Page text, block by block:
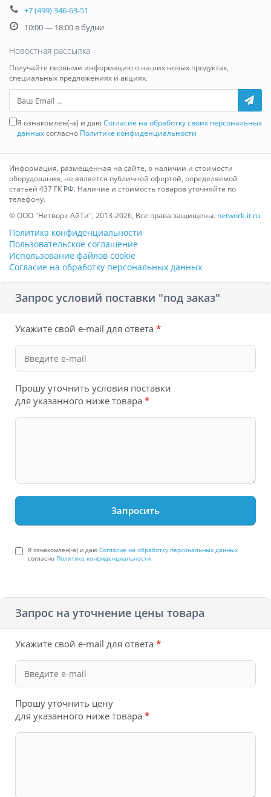
+7 (499) 346-63-51
10:00 — 18:00 в будни
Новостная рассылка
Получайте первыми информацию о наших новых продуктах,
специальных предложениях и акциях.
Я ознакомлен(-а) и даюСогласие на обработку своих персональных
данныхсогласно Политике конфиденциальности
Информация, размещенная на сайте, о наличии и стоимости
оборудования, не является публичной офертой, определяемой
статьей 437 ГК РФ. Наличие и стоимость товаров уточняйте по
телефону.
© ООО "Нетворк-АйТи", 2013-2026, Все права защищены. network-it.ru
Политика конфиденциальности
Пользовательское соглашение
Использование файлов cookie
Согласие на обработку персональных данных
Запрос условий поставки "под заказ"
Укажите свой e-mail для ответа *
Прошу уточнить условия поставки
для указанного ниже товара *
Я ознакомлен(-а) и даю Согласие на обработку персональных данных
согласно Политике конфиденциальности
Запрос на уточнение цены товара
Укажите свой e-mail для ответа *
Прошу уточнить цену
для указанного ниже товара *